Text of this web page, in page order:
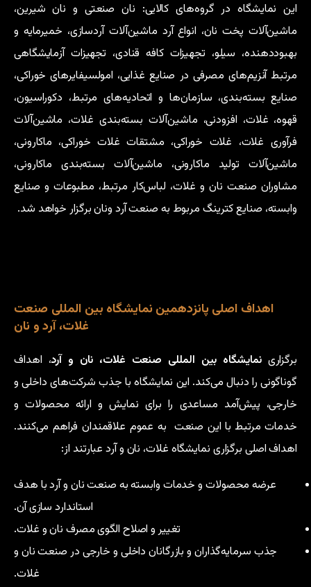
این نمایشگاه در گروه‌های کالایی‌: نان صنعتی و نان شیرین،
ماشین‌آلات پخت نان، انواع آرد ماشین‌آلات آرد‌سازی، خمیرمایه و
بهبود‌دهنده، سیلو، تجهیزات کافه قنادی، تجهیزات آزمایشگاهی
مرتبط آنزیم‌های مصرفی در صنایع‌ غذایی، امولسیفایرهای‌ خوراکی،
صنایع بسته‌بندی، سازمان‌ها و اتحادیه‌های مرتبط، دکوراسیون،
قهوه، غلات، افزودنی، ماشین‌آلات بسته‌بندی غلات، ماشین‌آلات
فرآوری غلات، غلات خوراکی، مشتقات غلات خوراکی، ماکارونی،
ماشین‌آلات تولید ماکارونی، ماشین‌آلات بسته‌بندی ماکارونی،
مشاوران صنعت نان و غلات، لباس‌کار مرتبط، مطبوعات و صنایع
وابسته، صنایع کترینگ مربوط به صنعت آرد ونان برگزار خواهد شد.
اهداف اصلی پانزدهمین نمایشگاه بین المللی صنعت
غلات، آرد و نان
برگزارینمایشگاه بین المللی صنعت غلات، نان و آرد، اهداف
گوناگونی را دنبال می‌کند. این نمایشگاه با جذب شرکت‌های داخلی و
خارجی، پیش‌آمد مساعدی را برای نمایش و ارائه محصولات و
خدمات مرتبط با این صنعت به عموم علاقمندان فراهم می‌کنند.
اهداف اصلی برگزاری نمایشگاه غلات، نان و آرد عبارتند از:
عرضه محصولات و خدمات وابسته به صنعت نان و آرد با هدف
استاندارد سازی آن.
تغییر و اصلاح الگوی مصرف نان و غلات.
جذب سرمایه‌گذاران و بازرگانان داخلی و خارجی در صنعت نان و
غلات.